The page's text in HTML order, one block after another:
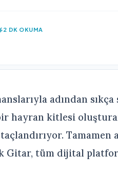
2 DK OKUMA
adından
hayran kitlesi
Tamamen
Gitar, tüm dijital